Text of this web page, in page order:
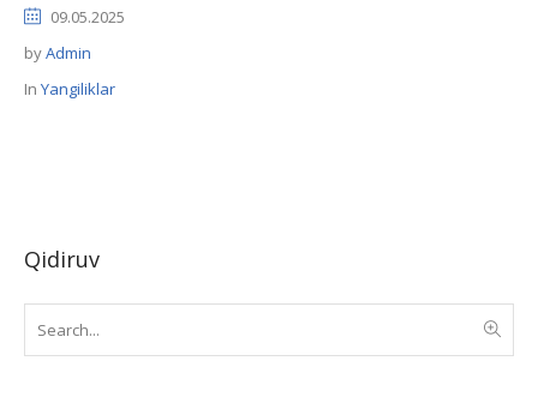
09.05.2025
byAdmin
In Yangiliklar
Qidiruv